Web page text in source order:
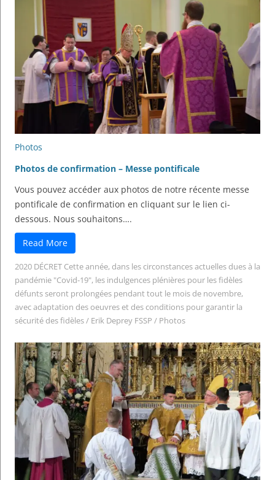
Photos
Photos de confirmation – Messe pontificale
Vous pouvez accéder aux photos de notre récente messe
pontificale de confirmation en cliquant sur le lien ci-
dessous. Nous souhaitons….
Read More
2020 DÉCRET Cette année, dans les circonstances actuelles dues à la
pandémie "Covid-19", les indulgences plénières pour les fidèles
défunts seront prolongées pendant tout le mois de novembre,
avec adaptation des oeuvres et des conditions pour garantir la
sécurité des fidèles/ Erik Deprey FSSP / Photos